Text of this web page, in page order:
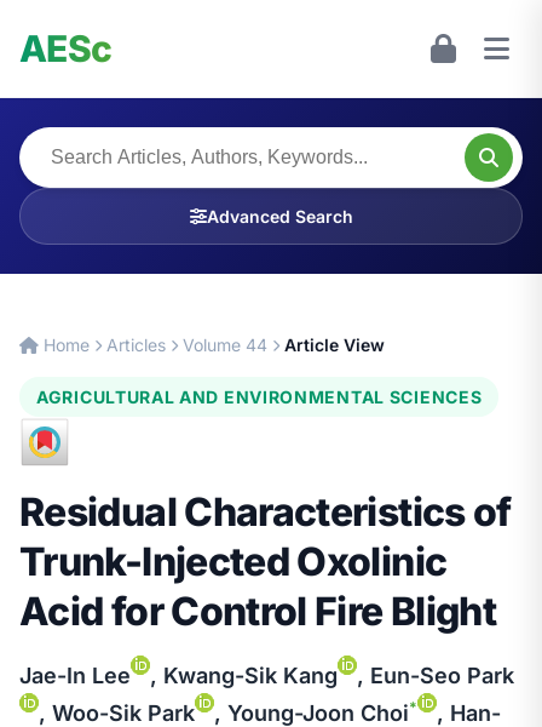
AESc
Advanced Search
Home Articles Volume 44 Article View
AGRICULTURAL AND ENVIRONMENTAL SCIENCES
Residual Characteristics of
Trunk-Injected Oxolinic
Acid for Control Fire Blight
Jae-In Lee , Kwang-Sik Kang
, Eun-Seo Park
, Woo-Sik Park
, Young-Joon Choi*
, Han-